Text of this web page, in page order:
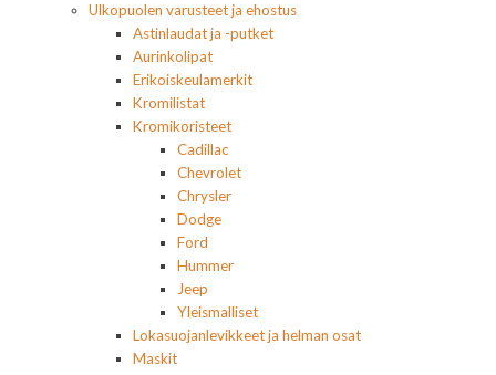
Ulkopuolen varusteet ja ehostus
Astinlaudat ja -putket
Aurinkolipat
Erikoiskeulamerkit
Kromilistat
Kromikoristeet
Cadillac
Chevrolet
Chrysler
Dodge
Ford
Hummer
Jeep
Yleismalliset
Lokasuojanlevikkeet ja helman osat
Maskit